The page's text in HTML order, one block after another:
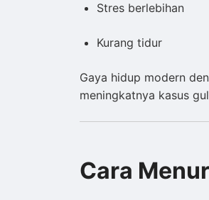
Stres berlebihan
Kurang tidur
Gaya hidup modern
meningkatnya kasus
Cara